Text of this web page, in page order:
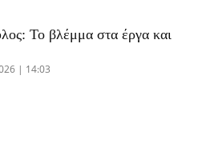
Το βλέμμα στα έργα και
| 14:03